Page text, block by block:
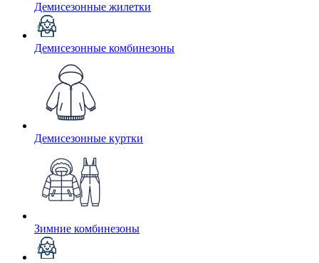
Демисезонные жилетки
Демисезонные комбинезоны
Демисезонные куртки
Зимние комбинезоны